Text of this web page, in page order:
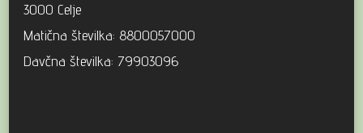
3000 Celje
Matična številka: 8800057000
Davčna številka: 79903096